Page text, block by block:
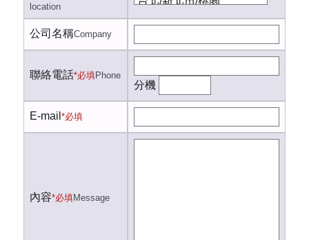
location
公司名稱Company
聯絡電話*必填Phone
分機
E-mail *必填
內容*必填Message